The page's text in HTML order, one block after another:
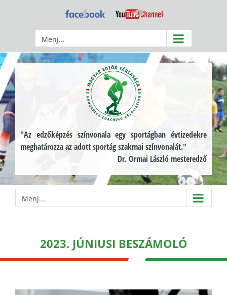
Facebook YouTube
Menj...
"Az edzőképzés színvonala egy sportágban évtizedekre
meghatározza az adott sportág szakmai színvonalát."
Dr. Ormai László mesteredző
Menj...
2023. JÚNIUSI BESZÁMOLÓ